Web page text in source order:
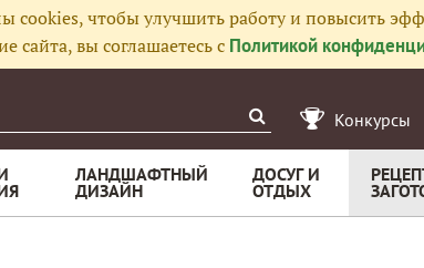
cookies, чтобы улучшить работу и повысить
сайта, вы соглашаетесь с Политикой
Конкурсы
ЛАНДШАФТНЫЙ
ДИЗАЙН
ДОСУГ И
ОТДЫХ